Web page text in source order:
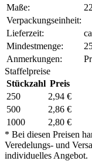
Maße:
Verpackungseinheit:
Lieferzeit:
Mindestmenge:
Anmerkungen:
Staffelpreise
Stückzahl Preis
250
2,94 €
500
2,86 €
1000
2,80 €
* Bei diesen Preisen
Veredelungs- und
individuelles Angebot.